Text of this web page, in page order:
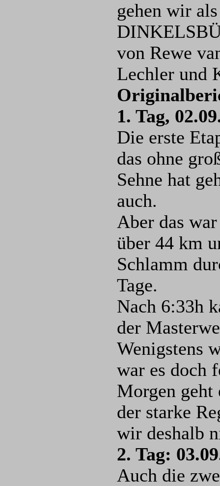
gehen wir
von Rewe
Lechler und
1. Tag,
Die erste
das ohne
Sehne hat
auch.
Aber das
über 44 km
Schlamm
Tage.
Nach 6:33h
der
Wenigstens
war es doch
Morgen geht
der starke
wir deshalb
2. Tag:
Auch die